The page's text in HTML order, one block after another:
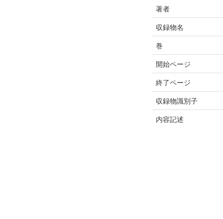
著者
収録物名
巻
開始ページ
終了ページ
収録物識別子
内容記述